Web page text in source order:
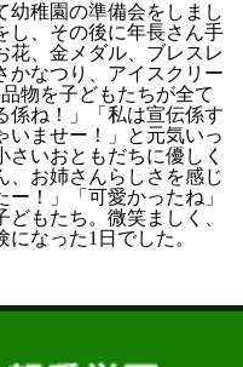
稚園の準備会をしまし
し、その後に年長さん手
花、金メダル、ブレスレ
かなつり、アイスクリー
物を子どもたちが全て
係ね！」「私は宣伝係す
いませー！」と元気いっ
いおともだちに優しく
、お姉さんらしさを感じ
！」「可愛かったね」
どもたち。微笑ましく、
になった1 日でした。